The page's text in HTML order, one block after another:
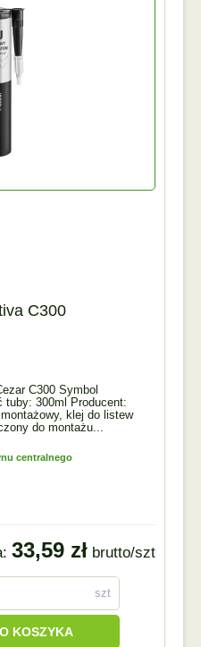
C300
C300 Symbol
tuby: 300ml Producent:
klej do listew
do montażu...
centralnego
33,59 zł brutto/szt
szt
KOSZYKA